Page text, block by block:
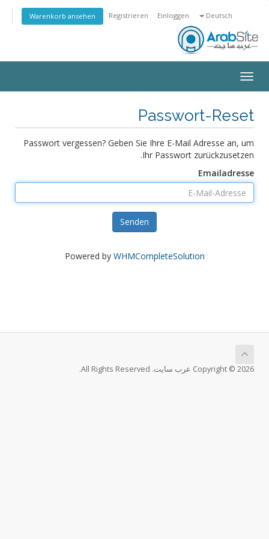
Deutsch
Einloggen
Registrieren
Warenkorb ansehen
Toggle
navigation
Passwort-Reset
Passwort vergessen? Geben Sie Ihre E-Mail Adresse an, um
Ihr Passwort zurückzusetzen.
Emailadresse
Senden
Powered by WHMCompleteSolution
Copyright © 2026 عرب سايت. All Rights Reserved.